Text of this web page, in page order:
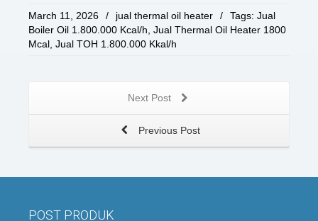
March 11, 2026 / jual thermal oil heater / Tags: Jual
Boiler Oil 1.800.000 Kcal/h Jual Thermal Oil Heater 1800
Mcal Jual TOH 1.800.000 Kkal/h
Next Post
Previous Post
POST PRODUK